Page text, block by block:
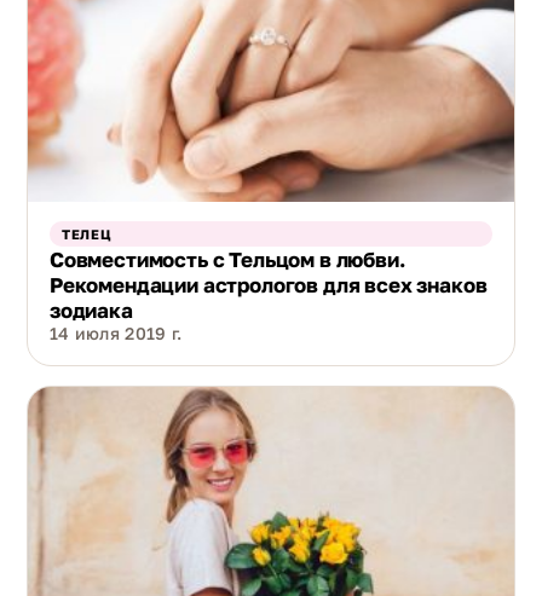
ТЕЛЕЦ
Совместимость с Тельцом в любви.
Рекомендации астрологов для всех знаков
зодиака
14 июля 2019 г.